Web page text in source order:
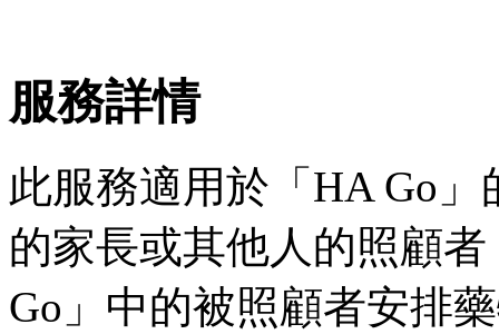
服務詳情
此服務適用於「HA Go
的家長或其他人的照顧
Go」中的被照顧者安排